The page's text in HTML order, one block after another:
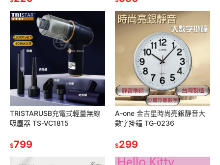
TRISTARUSB充電式輕量無線
吸塵器 TS-VC1815
$799
A-one 金吉星時尚亮銀靜音大
數字掛鐘 TG-0236
$299